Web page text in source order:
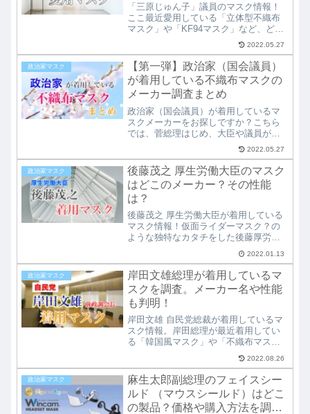
「三原じゅん子」議員のマスク情報！
ここ最近愛用している「立体型不織布
マスク」や「KF94マスク」など、どこ
で購入できるのか？どこのブランド製
品なのか？など、気になるマスクブラ
ンドや価格を徹底調査。さすが元女優
と思わせるおしゃれなマスクコーデも
必見です。
2022.05.27
政治家マスク
【第一弾】政治家（国会議員）
が着用している不織布マスクの
メーカー調査まとめ
政治家（国会議員）が着用しているマ
スクメーカーをお探しですか？こちら
では、菅総理はじめ、大臣や議員が国
会などで使用している「不織布マス
ク」の、メーカー名や商品名を一斉調
査！一体どんな不織布マスクを選んで
着用しているのか？気になる方、良い
不織布マスクをお探しの方必見です！
2022.05.27
政治家マスク
後藤茂之 厚生労働大臣のマスク
はどこのメーカー？その性能
は？
後藤茂之 厚生労働大臣が着用している
マスク情報！仮面ライダーマスク？の
ような独特なカタチをした後藤厚労相
のマスク。いったいどこのマスクで、
どういった性能を持ったマスクなの
か？調査していく中で見えてきたその
ハイスペックな性能の高さに衝撃！国
会議員愛用者多数のマスクは必見で
す！
2022.01.13
政治家マスク
岸田文雄総理が着用しているマ
スクを調査。メーカー名や性能
も判明！
岸田文雄 自民党総裁が着用しているマ
スク情報。岸田総理が最近着用してい
る「韓国風マスク」や「不織布マス
ク」 どこのメーカーの、どんな性能の
マスクなのか？ どこに売られていて、
どこで購入できるのか？といった、岸
田文雄氏の気になる愛用マスク情報を
画像付きでまとめています。
2022.08.26
政治家マスク
麻生太郎副総理のフェイスシー
ルド （マウスシールド）はどこ
の製品？価格や購入方法を調べ